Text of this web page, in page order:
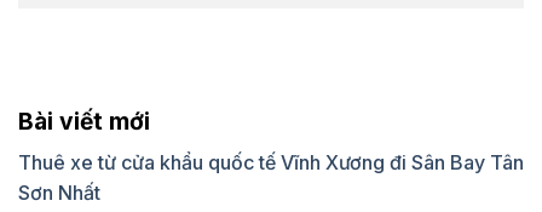
Bài viết mới
Thuê xe từ cửa khẩu quốc tế Vĩnh Xương đi Sân Bay Tân
Sơn Nhất